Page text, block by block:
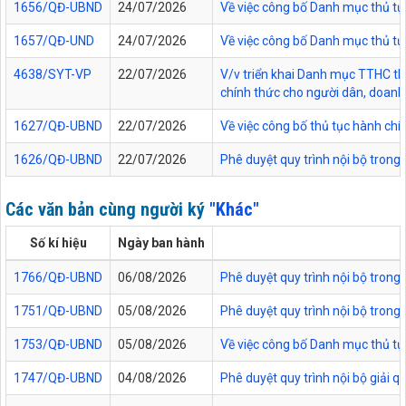
1656/QĐ-UBND 24/07/2026 Về việc công bố Danh mục thủ
1657/QĐ-UND 24/07/2026 Về việc công bố Danh mục thủ
4638/SYT-VP 22/07/2026
V/v triển khai Danh mục TTHC
chính thức cho người dân,
1627/QĐ-UBND 22/07/2026 Về việc công bố thủ tục hành
1626/QĐ-UBND 22/07/2026 Phê duyệt quy trình nội bộ trong
Các văn bản cùng người ký "Khác"
Số kí hiệu Ngày ban hành
1766/QĐ-UBND 06/08/2026 Phê duyệt quy trình nội bộ trong
1751/QĐ-UBND 05/08/2026 Phê duyệt quy trình nội bộ
1753/QĐ-UBND 05/08/2026 Về việc công bố Danh mục thủ
1747/QĐ-UBND 04/08/2026 Phê duyệt quy trình nội bộ giải